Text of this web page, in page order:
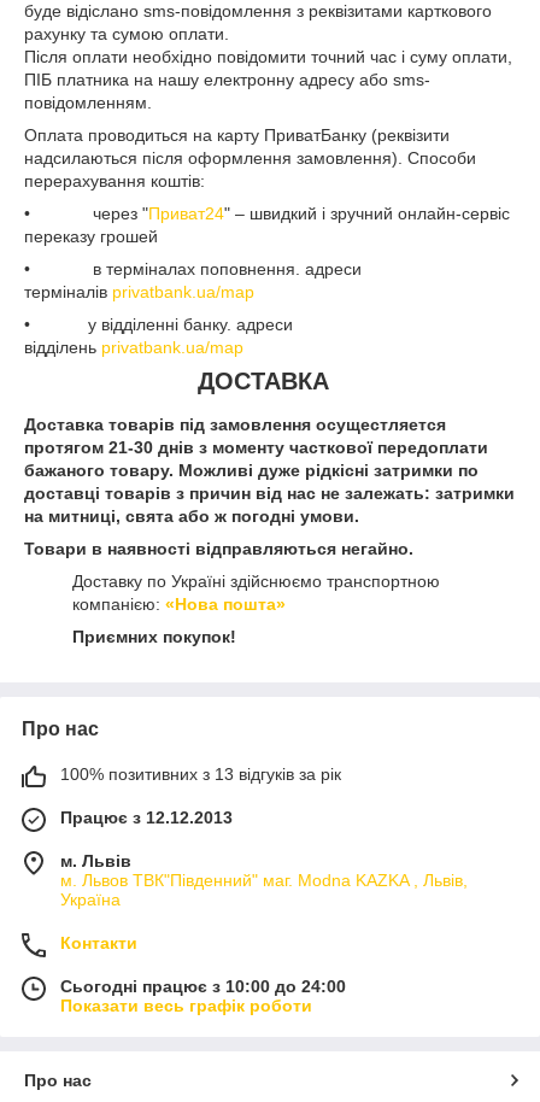
буде відіслано sms-повідомлення з реквізитами карткового
рахунку та сумою оплати.
Після оплати необхідно повідомити точний час і суму оплати,
ПІБ платника на нашу електронну адресу або sms-
повідомленням.
Оплата проводиться на карту ПриватБанку (реквізити
надсилаються після оформлення замовлення). Способи
перерахування коштів:
• через "Приват24" – швидкий і зручний онлайн-сервіс
переказу грошей
• в терміналах поповнення. адреси
терміналів privatbank.ua/map
• у відділенні банку. адреси
відділень privatbank.ua/map
ДОСТАВКА
Доставка товарів під замовлення осущестляется
протягом 21-30 днів з моменту часткової передоплати
бажаного товару. Можливі дуже рідкісні затримки по
доставці товарів з причин від нас не залежать: затримки
на митниці, свята або ж погодні умови.
Товари в наявності відправляються негайно.
Доставку по Україні здійснюємо транспортною
компанією: «Нова пошта»
Приємних покупок!
Про нас
100% позитивних з 13 відгуків за рік
Працює з 12.12.2013
м. Львів
м. Львов ТВК"Південний" маг. Modna KAZKA , Львів,
Україна
Контакти
Сьогодні працює з 10:00 до 24:00
Показати весь графік роботи
Про нас